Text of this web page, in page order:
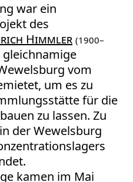
war ein
des
Himmler (1900–
gleichnamige
vom
um es zu
für die
zu lassen. Zu
der Wewelsburg
kamen im Mai